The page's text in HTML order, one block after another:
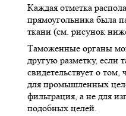
Каждая отметка
прямоугольника была
ткани (см. рисунок
Таможенные органы
другую разметку, если
свидетельствует о
для промышленных
фильтрация, а не для
подобных целей.